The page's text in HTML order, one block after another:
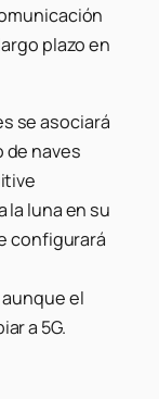
plazo en
se asociará
de naves
la luna en su
configurará
el
a 5G.